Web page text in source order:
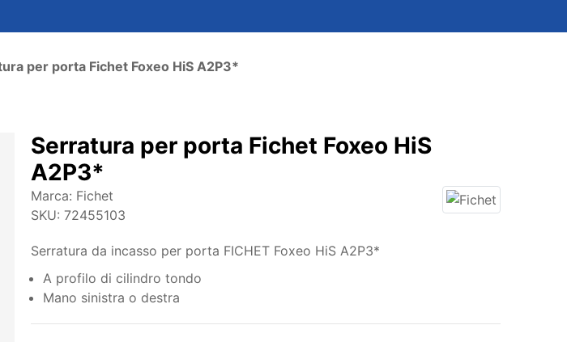
per porta Fichet Foxeo HiS A2P3*
Serratura per porta Fichet Foxeo HiS
A2P3*
Marca: Fichet
SKU: 72455103
Serratura da incasso per porta FICHET Foxeo HiS A2P3*
A profilo di cilindro tondo
Mano sinistra o destra